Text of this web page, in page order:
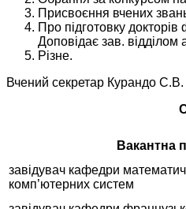
Присвоєння вчених
Про підготовку докторів
Доповідає зав.
Різне.
Вчений секретар Курандо С.В.
Вакантна
завідувач кафедри
комп’ютерних систем